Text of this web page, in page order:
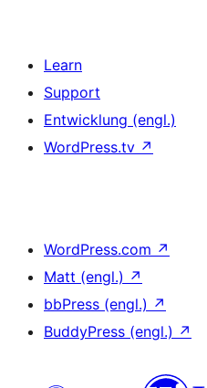
Learn
Support
Entwicklung (engl.)
WordPress.tv ↗
WordPress.com ↗
Matt (engl.) ↗
bbPress (engl.) ↗
BuddyPress (engl.) ↗